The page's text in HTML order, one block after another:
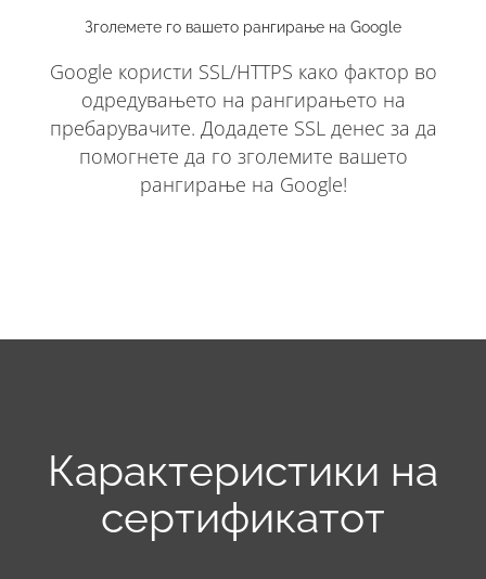
Зголемете го вашето рангирање на Google
Google користи SSL/HTTPS како фактор во
одредувањето на рангирањето на
пребарувачите. Додадете SSL денес за да
помогнете да го зголемите вашето
рангирање на Google!
Карактеристики на
сертификатот